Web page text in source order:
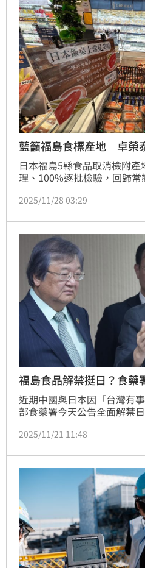
藍籲福島食標產地 卓榮
日本福島5縣食品取消檢附
理、100%逐批檢驗，回歸
流通，但沒有產地標示，讓
得到。
2025/11/28 03:29
福島食品解禁挺日？食藥
近期中國與日本因「台灣有
部食藥署今天公告全面解禁
按照行政程序走。
2025/11/21 11:48